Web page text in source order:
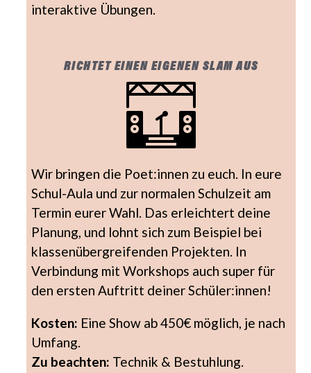
interaktive Übungen.
RICHTET EINEN EIGENEN SLAM AUS
Wir bringen die Poet:innen zu euch. In eure
Schul-Aula und zur normalen Schulzeit am
Termin eurer Wahl. Das erleichtert deine
Planung, und lohnt sich zum Beispiel bei
klassenübergreifenden Projekten. In
Verbindung mit Workshops auch super für
den ersten Auftritt deiner Schüler:innen!
Kosten: Eine Show ab 450€ möglich, je nach
Umfang.
Zu beachten: Technik & Bestuhlung.